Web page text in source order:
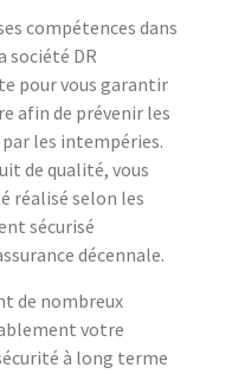
compétences dans
société DR
pour vous garantir
afin de prévenir les
les intempéries.
de qualité, vous
réalisé selon les
sécurisé
décennale.
de nombreux
votre
à long terme